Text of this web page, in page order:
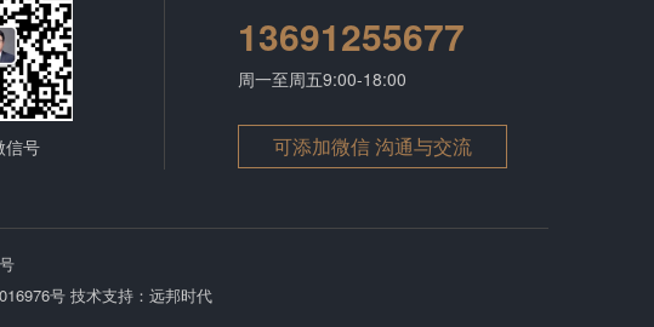
信号
13691255677
周一至周五9:00-18:00
可添加微信 沟通与交流
号 技术支持： 远邦时代